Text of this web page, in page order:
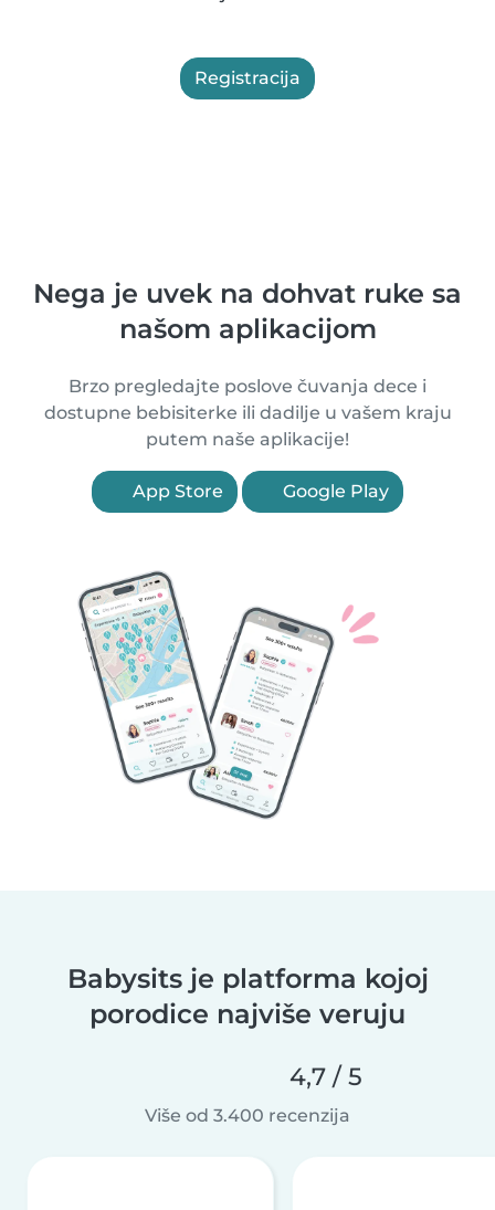
Registracija
Nega je uvek na dohvat ruke sa
našom aplikacijom
Brzo pregledajte poslove čuvanja dece i
dostupne bebisiterke ili dadilje u vašem kraju
putem naše aplikacije!
App Store Google Play
Babysits je platforma kojoj
porodice najviše veruju
4,7 / 5
Više od 3.400 recenzija